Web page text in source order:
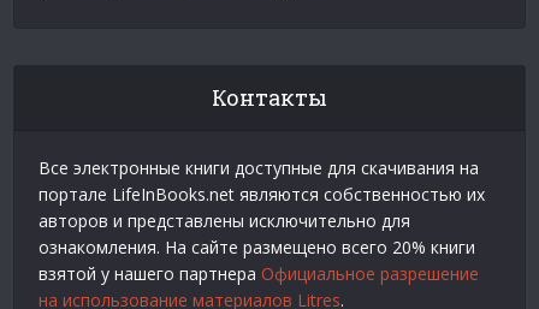
Контакты
Все электронные книги доступные для скачивания на
портале LifeInBooks.net являются собственностью их
авторов и представлены исключительно для
ознакомления. На сайте размещено всего 20% книги
взятой у нашего партнера Официальное разрешение
на использование материалов Litres.